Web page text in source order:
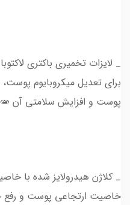
_ لایزات تخمیری باکتری
برای تعدیل میکروبایوم
پوست و افزایش سلامتی آن
_ کلاژن هیدرولایز شده با
خاصیت ارتجاعی پوست و